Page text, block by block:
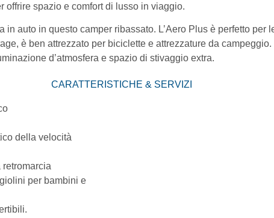
offrire spazio e comfort di lusso in viaggio.
auto in questo camper ribassato. L’Aero Plus è perfetto per
è ben attrezzato per biciclette e attrezzature da
d’atmosfera e spazio di stivaggio extra.
CARATTERISTICHE & SERVIZI
della velocità
retromarcia
per bambini e